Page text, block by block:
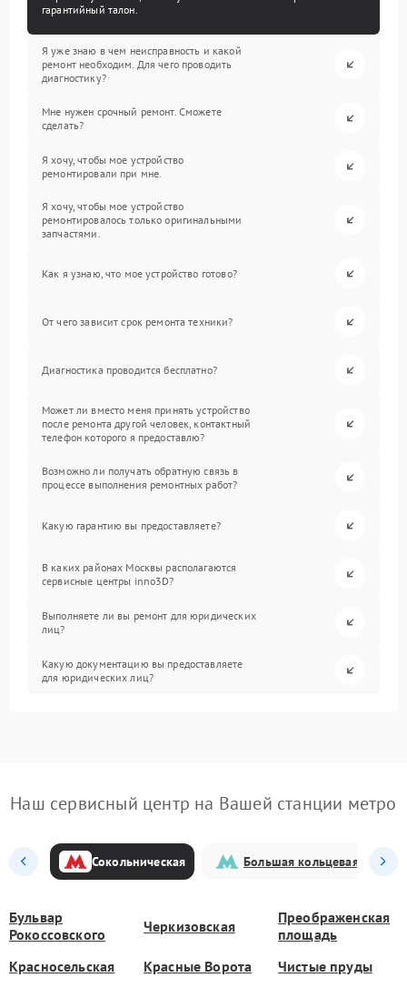
гарантийный талон.
Я уже знаю в чем неисправность и какой
ремонт необходим. Для чего проводить
диагностику?
Мне нужен срочный ремонт. Сможете
сделать?
Я хочу, чтобы мое устройство
ремонтировали при мне.
Я хочу, чтобы мое устройство
ремонтировалось только оригинальными
запчастями.
Как я узнаю, что мое устройство готово?
От чего зависит срок ремонта техники?
Диагностика проводится бесплатно?
Может ли вместо меня принять устройство
после ремонта другой человек, контактный
телефон которого я предоставлю?
Возможно ли получать обратную связь в
процессе выполнения ремонтных работ?
Какую гарантию вы предоставляете?
В каких районах Москвы располагаются
сервисные центры inno3D?
Выполняете ли вы ремонт для юридических
лиц?
Какую документацию вы предоставляете
для юридических лиц?
Наш сервисный центр на Вашей станции метро
Сокольническая Большая кольцевая
Бульвар
Рокоссовского
Черкизовская
Преображенская
площадь
Красносельская
Красные Ворота Чистые пруды